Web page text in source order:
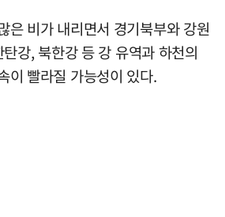
은 비가 내리면서 경기북부와 강원
강, 북한강 등 강 유역과 하천의
이 빨라질 가능성이 있다.